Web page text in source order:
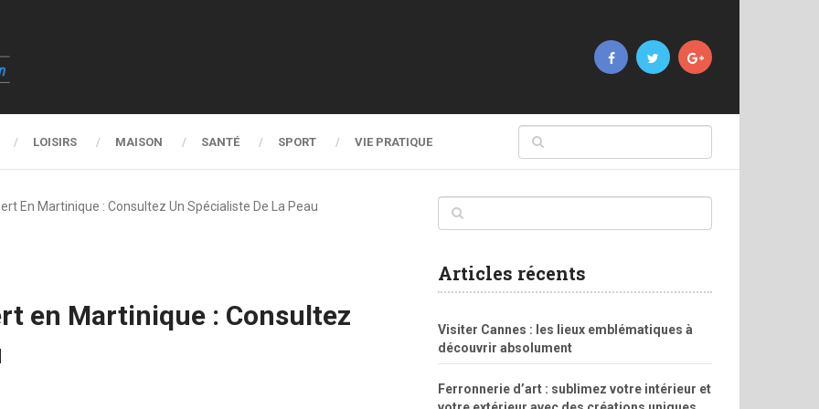
LOISIRS MAISON SANTÉ SPORT VIE PRATIQUE
En Martinique : Consultez Un Spécialiste De La Peau
en Martinique : Consultez
Articles récents
Visiter Cannes : les lieux emblématiques à
découvrir absolument
Ferronnerie d’art : sublimez votre intérieur et